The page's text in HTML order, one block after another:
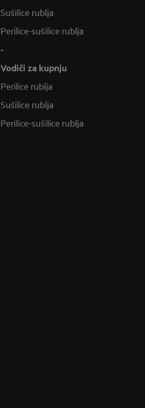
Sušilice rublja
Perilice-sušilice rublja
-
Vodiči za kupnju
Perilice rublja
Sušilice rublja
Perilice-sušilice rublja